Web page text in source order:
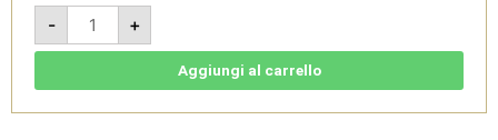
-
Contrada
2023
-
-
+
Aggiungi al carrello